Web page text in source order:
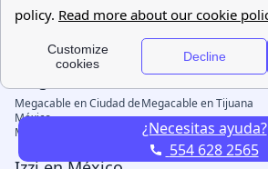
¿Necesitas ayuda?
554 628 2565